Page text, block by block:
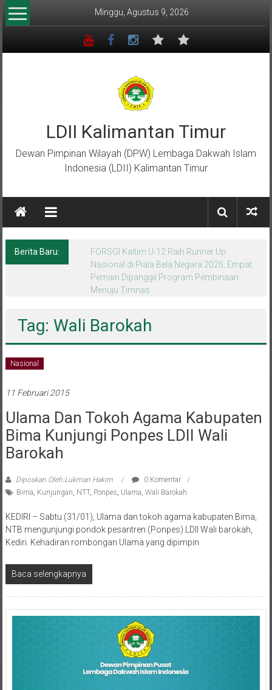
Lompat
ke
Minggu, Agustus 9, 2026
LDII Kalimantan Timur
Dewan Pimpinan Wilayah (DPW) Lembaga Dakwah Islam
Indonesia (LDII) Kalimantan Timur
Berita Baru:
Menempa Generasi Muda Berkarakter Luhur
di Bumi Perkemahan Makroman Indah
melalui CAI ke-47
Bima Kunjungi Ponpes LDII Wali
Barokah
Bima,Kunjungan,NTT,Ponpes Ulama ,Wali Barokah
NTB mengunjungi pondok pesantren (Ponpes) LDII Wali barokah,
Kediri. Kehadiran rombongan Ulama yang dipimpin